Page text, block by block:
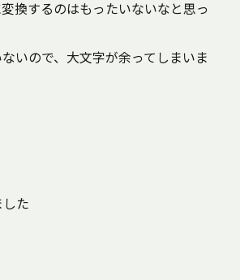
換するのはもったいないなと思っ
いので、大文字が余ってしまいま
た